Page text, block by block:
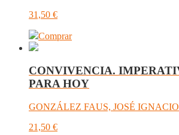
31,50 €
Comprar
CONVIVENCIA.
PARA HOY
GONZÁLEZ FAUS, JOSÉ IGNACIO
21,50 €